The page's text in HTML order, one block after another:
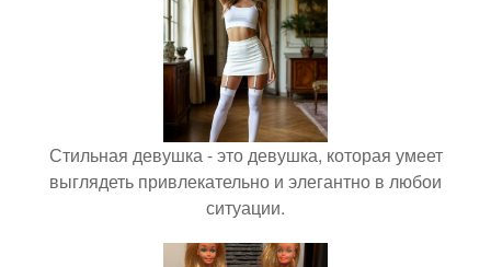
Стильная девушка - это девушка, которая умеет
выглядеть привлекательно и элегантно в любои
ситуации.